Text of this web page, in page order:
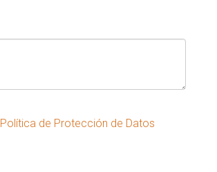
Política de Protección de Datos